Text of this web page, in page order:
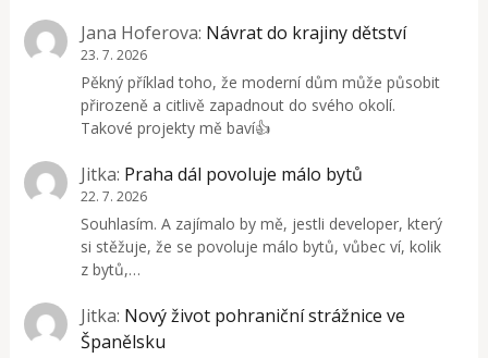
Jana Hoferova: Návrat do krajiny dětství
23. 7. 2026
Pěkný příklad toho, že moderní dům může působit
přirozeně a citlivě zapadnout do svého okolí.
Takové projekty mě baví👍
Jitka: Praha dál povoluje málo bytů
22. 7. 2026
Souhlasím. A zajímalo by mě, jestli developer, který
si stěžuje, že se povoluje málo bytů, vůbec ví, kolik
z bytů,…
Jitka: Nový život pohraniční strážnice ve
Španělsku